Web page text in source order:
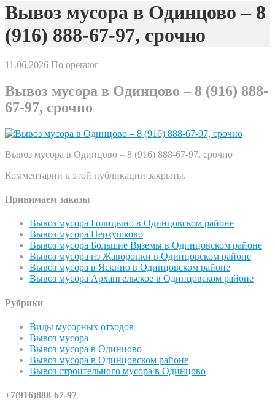
Вывоз мусора в Одинцово – 8
(916) 888-67-97, срочно
11.06.2026 По operator
Вывоз мусора в Одинцово – 8 (916) 888-
67-97, срочно
Вывоз мусора в Одинцово – 8 (916) 888-67-97, срочно
Комментарии к этой публикации закрыты.
Принимаем заказы
Вывоз мусора Голицыно в Одинцовском районе
Вывоз мусора Перхушково
Вывоз мусора Большие Вяземы в Одинцовском районе
Вывоз мусора из Жаворонки в Одинцовском районе
Вывоз мусора в Яскино в Одинцовском районе
Вывоз мусора Архангельское в Одинцовском районе
Рубрики
Виды мусорных отходов
Вывоз мусора
Вывоз мусора в Одинцово
Вывоз мусора в Одинцовском районе
Вывоз строительного мусора в Одинцово
+7(916)888-67-97